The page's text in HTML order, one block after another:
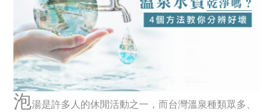
泡湯是許多人的休閒活動之一，而台灣溫泉種類眾多、